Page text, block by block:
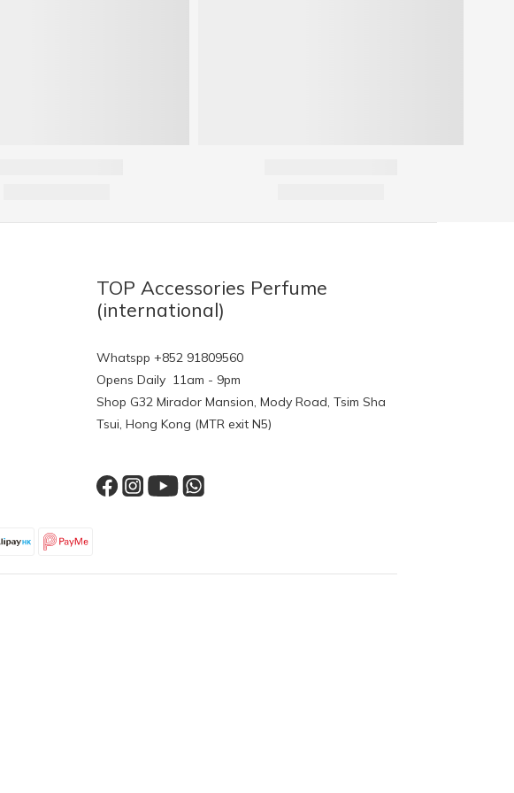
TOP Accessories Perfume
(international)
Whatspp +852 91809560
Opens Daily 11am - 9pm
Shop G32 Mirador Mansion, Mody Road, Tsim Sha
Tsui, Hong Kong (MTR exit N5)